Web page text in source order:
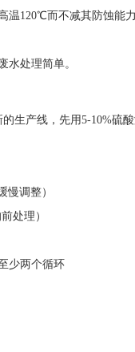
温120℃而不减其防蚀能力
水处理简单。
生产线，先用5-10%硫
慢调整）
处理）
少两个循环